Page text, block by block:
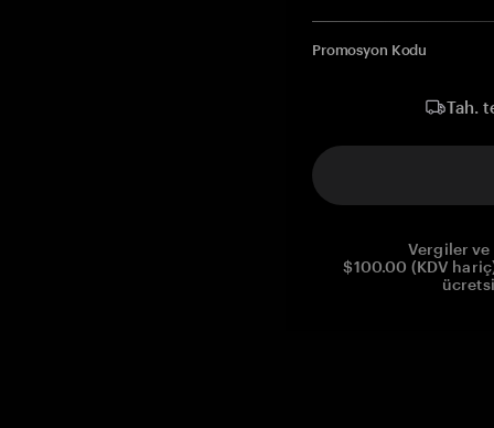
Promosyon Kodu
Tah.
Vergiler
$100.00 (KDV